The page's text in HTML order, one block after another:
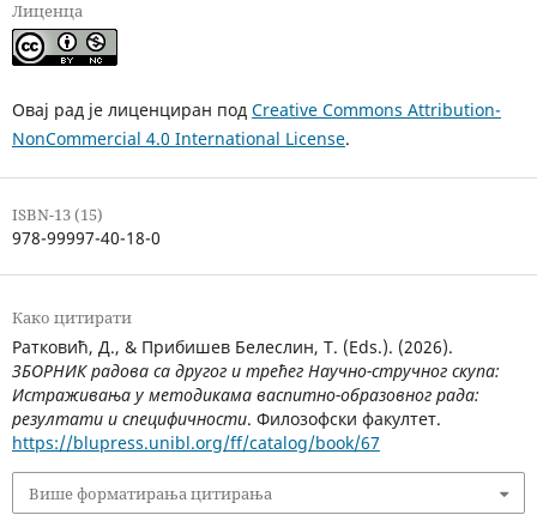
Лиценца
Овај рад је лиценциран под Creative Commons Attribution-
NonCommercial 4.0 International License.
ISBN-13 (15)
978-99997-40-18-0
Како цитирати
Ратковић, Д., & Прибишев Белеслин, Т. (Eds.). (2026).
ЗБОРНИК радова са другог и трећег Научно-стручног скупа:
Истраживања у методикама васпитно-образовног рада:
резултати и специфичности. Филозофски факултет.
https://blupress.unibl.org/ff/catalog/book/67
Више форматирања цитирања